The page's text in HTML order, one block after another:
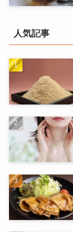
人気記事